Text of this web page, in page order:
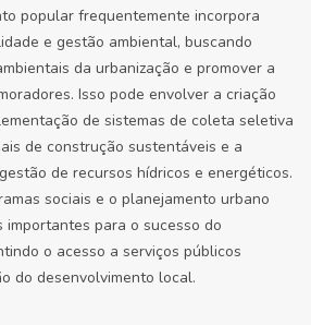
popular frequentemente incorpora
e gestão ambiental, buscando
da urbanização e promover a
Isso pode envolver a criação
de sistemas de coleta seletiva
de construção sustentáveis e a
de recursos hídricos e energéticos.
sociais e o planejamento urbano
para o sucesso do
o acesso a serviços públicos
do desenvolvimento local.